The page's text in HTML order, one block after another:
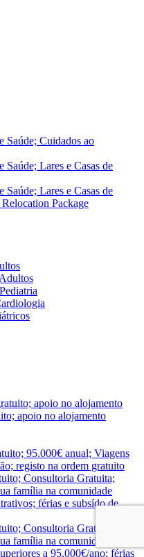
Saúde; Cuidados ao
Saúde; Lares e Casas de
Saúde; Lares e Casas de
Package
apoio no alojamento
apoio no alojamento
95.000€ anual; Viagens
registo na ordem gratuito
Consultoria Gratuita;
família na comunidade
férias e subsído de
Consultoria Gratuita;
família na comunidade
a 95.000€/ano; férias